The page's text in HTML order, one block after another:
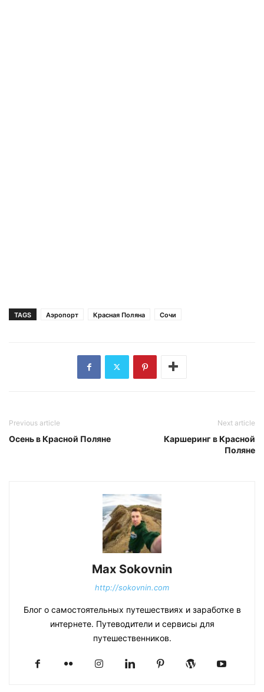
TAGS Аэропорт Красная Поляна Сочи
Previous article
Осень в Красной Поляне
Next article
Каршеринг в Красной
Поляне
Max Sokovnin
http://sokovnin.com
Блог о самостоятельных путешествиях и заработке в
интернете. Путеводители и сервисы для
путешественников.